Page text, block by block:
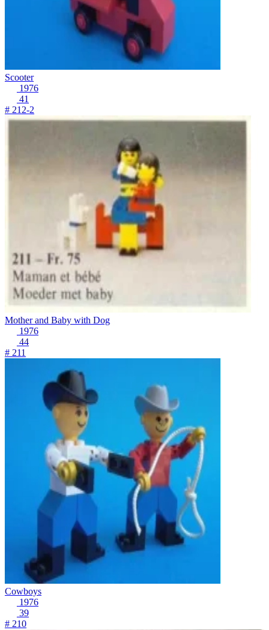
Scooter
1976
41
# 212-2
Mother and Baby with Dog
1976
44
# 211
Cowboys
1976
39
# 210